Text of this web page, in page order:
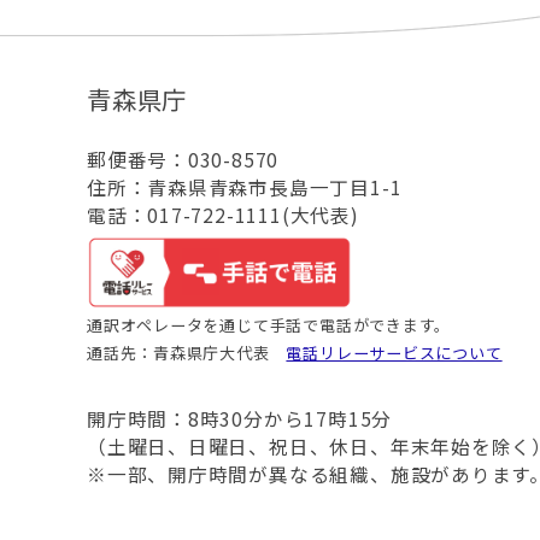
青森県庁
郵便番号：030-8570
住所：青森県青森市長島一丁目1-1
電話：017-722-1111(大代表)
通訳オペレータを通じて手話で電話ができます。
通話先：青森県庁大代表 電話リレーサービスについて
開庁時間：8時30分から17時15分
（土曜日、日曜日、祝日、休日、年末年始を除く
※一部、開庁時間が異なる組織、施設があります